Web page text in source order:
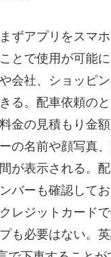
ずアプリをスマ
とで使用が可能
会社、ショッピ
る。配車依頼の
金の見積もり金
の名前や顔写真
が表示される。
バーも確認して
レジットカード
も必要はない。